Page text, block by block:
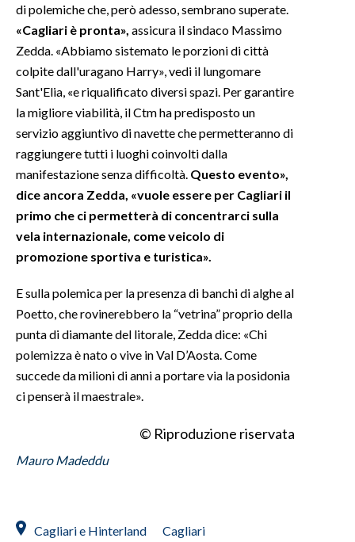
di polemiche che, però adesso, sembrano superate.
«Cagliari è pronta», assicura il sindaco Massimo
Zedda. «Abbiamo sistemato le porzioni di città
colpite dall'uragano Harry», vedi il lungomare
Sant'Elia, «e riqualificato diversi spazi. Per garantire
la migliore viabilità, il Ctm ha predisposto un
servizio aggiuntivo di navette che permetteranno di
raggiungere tutti i luoghi coinvolti dalla
manifestazione senza difficoltà. Questo evento»,
dice ancora Zedda, «vuole essere per Cagliari il
primo che ci permetterà di concentrarci sulla
vela internazionale, come veicolo di
promozione sportiva e turistica».
E sulla polemica per la presenza di banchi di alghe al
Poetto, che rovinerebbero la “vetrina” proprio della
punta di diamante del litorale, Zedda dice: «Chi
polemizza è nato o vive in Val D’Aosta. Come
succede da milioni di anni a portare via la posidonia
ci penserà il maestrale».
© Riproduzione riservata
Mauro Madeddu
Cagliari e Hinterland Cagliari